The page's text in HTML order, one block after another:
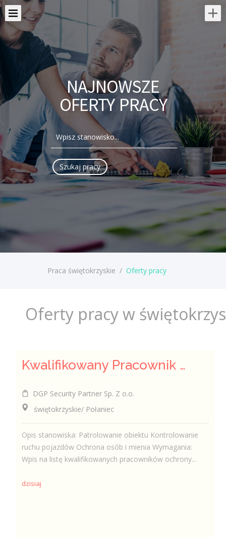
NAJNOWSZE
OFERTY PRACY
Praca świętokrzyskie / Oferty pracy
Oferty pracy w
Kwalifikowany Pracownik Ochrony z Pozwoleniem na Broń (K/M)
DGP Security Partner Sp. Z o.o.
świętokrzyskie/ Połaniec
Opis stanowiska: Patrolowanie obiektu Kontrolowanie
ruchu pojazdów Ochrona osób i mienia Wymagania:
Wpis na listę kwalifikowanych pracowników ochrony...
dzisiaj